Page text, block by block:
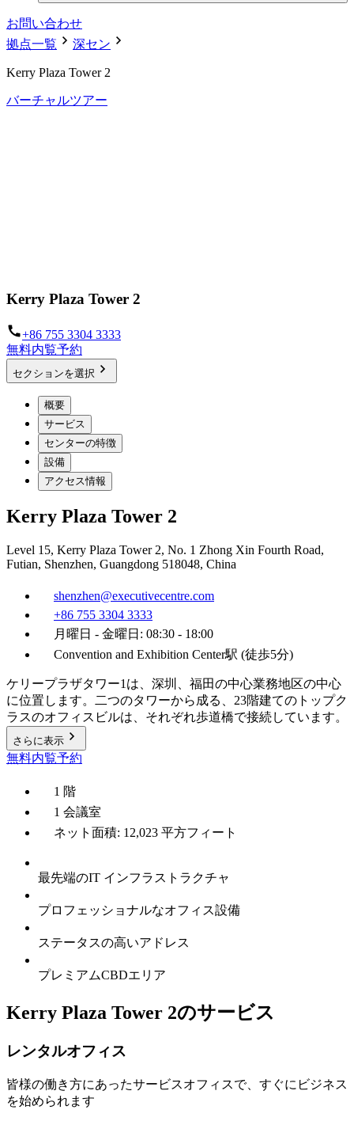
お問い合わせ
拠点一覧
深セン
Kerry Plaza Tower 2
バーチャルツアー
Kerry Plaza Tower 2
+86 755 3304 3333
無料内覧予約
セクションを選択
概要
サービス
センターの特徴
設備
アクセス情報
Kerry Plaza Tower 2
Level 15, Kerry Plaza Tower 2, No. 1 Zhong Xin Fourth Road,
Futian, Shenzhen, Guangdong 518048, China
shenzhen@executivecentre.com
+86 755 3304 3333
月曜日 - 金曜日: 08:30 - 18:00
Convention and Exhibition Center駅 (徒歩5分)
ケリープラザタワー1は、深圳、福田の中心業務地区の中心
に位置します。二つのタワーから成る、23階建てのトップク
ラスのオフィスビルは、それぞれ歩道橋で接続しています。
さらに表示
無料内覧予約
1 階
1 会議室
ネット面積: 12,023 平方フィート
最先端のIT インフラストラクチャ
プロフェッショナルなオフィス設備
ステータスの高いアドレス
プレミアムCBDエリア
Kerry Plaza Tower 2のサービス
レンタルオフィス
皆様の働き方にあったサービスオフィスで、すぐにビジネス
を始められます